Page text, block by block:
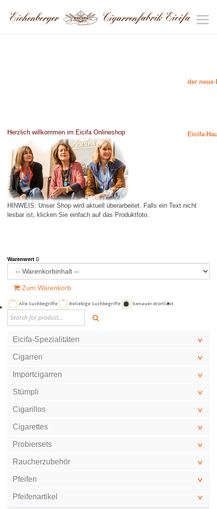
Herzlich willkommen im Eicifa Onlineshop
der neue
Eicifa-
HINWEIS: Unser Shop wird aktuell überarbeitet. Falls ein Text nicht
lesbar ist, klicken Sie einfach auf das Produktfoto.
Warenwert 0
Zum Warenkorb
Alle Suchbegriffe Beliebige Suchbegriffe Genauer Wortlaut
Eicifa-Spezialitäten
Cigarren
Importcigarren
Stümpli
Cigarillos
Cigarettes
Probiersets
Raucherzubehör
Pfeifen
Pfeifenartikel